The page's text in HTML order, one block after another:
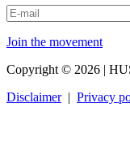
Join the movement
Copyright © 2026 |
Disclaimer| Privacy